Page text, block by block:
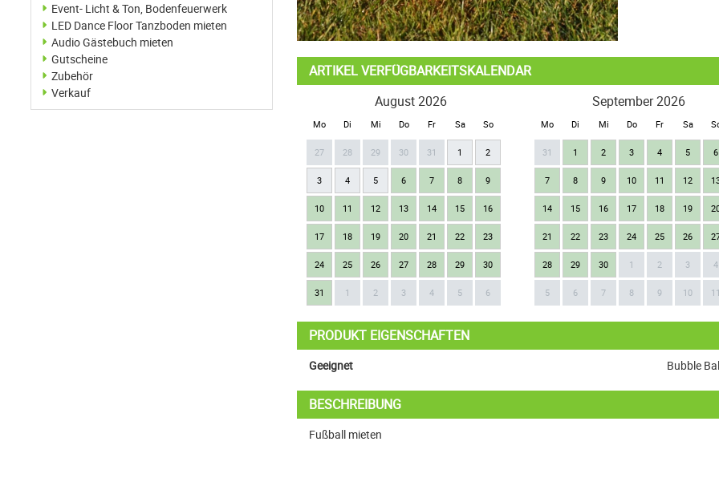
Event- Licht & Ton, Bodenfeuerwerk
LED Dance Floor Tanzboden mieten
Audio Gästebuch mieten
Gutscheine
Zubehör
Verkauf
ARTIKEL VERFÜGBARKEITSKALENDAR
August 2026
Mo Di Mi Do Fr Sa So
27 28 29 30 31 1 2
3 4 5 6 7 8 9
10 11 12 13 14 15 16
17 18 19 20 21 22 23
24 25 26 27 28 29 30
31 1 2 3 4 5 6
September 2026
Mo Di Mi Do Fr Sa
31 1 2 3 4 5 6
7 8 9 10 11 12
14 15 16 17 18 19
21 22 23 24 25 26
28 29 30 1 2 3 4
5 6 7 8 9 10 11
PRODUKT EIGENSCHAFTEN
Geeignet Bubble
BESCHREIBUNG
Fußball mieten